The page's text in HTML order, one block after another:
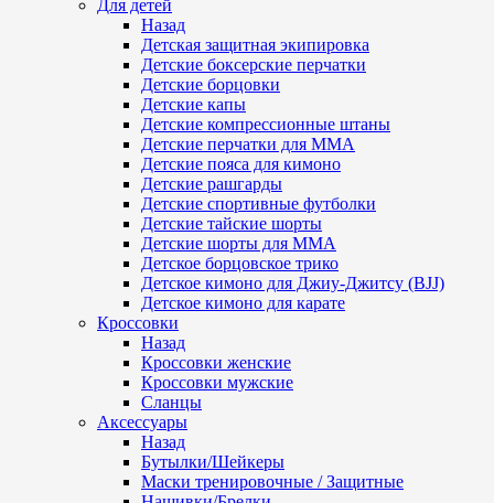
Для детей
Назад
Детская защитная экипировка
Детские боксерские перчатки
Детские борцовки
Детские капы
Детские компрессионные штаны
Детские перчатки для ММА
Детские пояса для кимоно
Детские рашгарды
Детские спортивные футболки
Детские тайские шорты
Детские шорты для ММА
Детское борцовское трико
Детское кимоно для Джиу-Джитсу (BJJ)
Детское кимоно для карате
Кроссовки
Назад
Кроссовки женские
Кроссовки мужские
Сланцы
Аксессуары
Назад
Бутылки/Шейкеры
Маски тренировочные / Защитные